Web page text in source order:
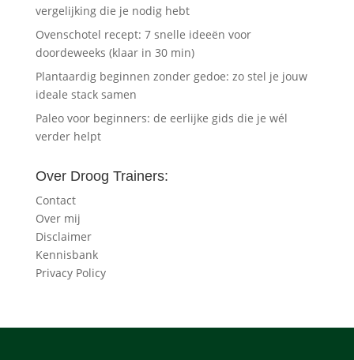
vergelijking die je nodig hebt
Ovenschotel recept: 7 snelle ideeën voor
doordeweeks (klaar in 30 min)
Plantaardig beginnen zonder gedoe: zo stel je jouw
ideale stack samen
Paleo voor beginners: de eerlijke gids die je wél
verder helpt
Over Droog Trainers:
Contact
Over mij
Disclaimer
Kennisbank
Privacy Policy